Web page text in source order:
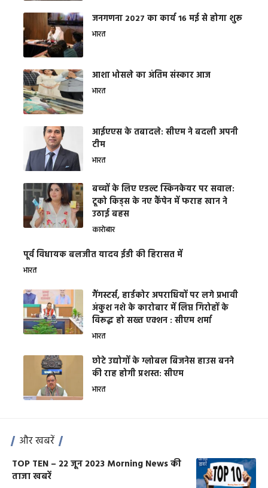
जनगणना 2027 का कार्य 16 मई से होगा शुरू
भारत
आशा भोसले का अंतिम संस्कार आज
भारत
आईएएस के तबादले: सीएम ने बदली अपनी
टीम
भारत
बच्चों के लिए एडल्ट स्किनकेयर पर सवाल:
टूको किड्स के नए कैंपेन में फराह खान ने
उठाई बहस
कारोबार
पूर्व विधायक बलजीत यादव ईडी की हिरासत में
भारत
गैंगस्टर्स, हार्डकोर अपराधियों पर लगे प्रभावी
अंकुश नशे के कारोबार में लिप्त गिरोहों के
विरूद्ध हो सख्त एक्शन : सीएम शर्मा
भारत
छोटे उद्योगों के ग्लोबल बिजनेस हाउस बनने
की राह होगी प्रशस्त: सीएम
भारत
और खबरें
TOP TEN – 22 जून 2023 Morning News की
ताजा खबरें